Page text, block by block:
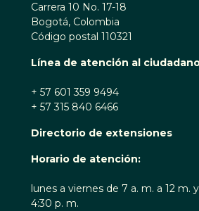
Carrera 10 No. 17-18
Bogotá, Colombia
Código postal 110321
Línea de atención al
+ 57 601 359 9494
+ 57 315 840 6466
Directorio de extensiones
Horario de atención:
lunes a viernes de 7 a. m. a 12 m.
4:30 p. m.